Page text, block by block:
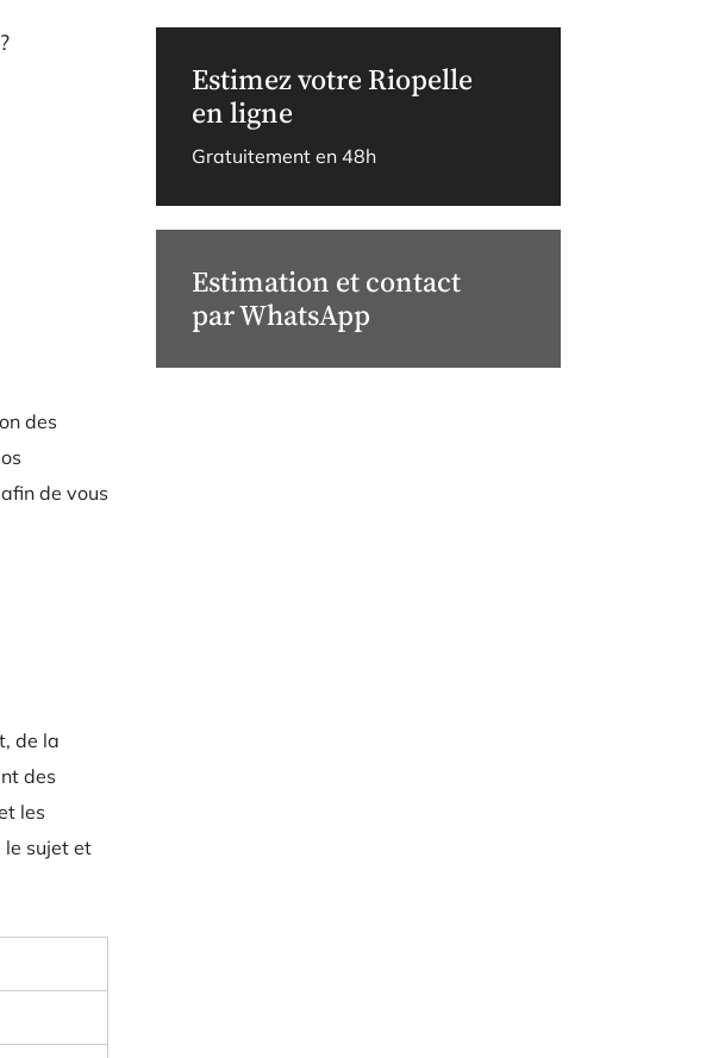
des
de vous
de la
des
les
le sujet et
Estimez votre Riopelle
en ligne
Gratuitement en 48h
Estimation et contact
par WhatsApp